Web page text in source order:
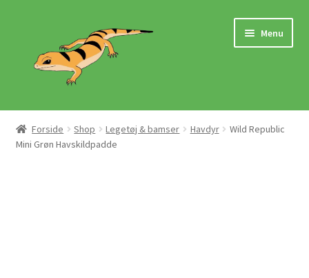
navigation
indhold
Menu
Hjem
Butik
Forside Shop Legetøj & bamser Havdyr
Wild Republic
Mini Grøn Havskildpadde